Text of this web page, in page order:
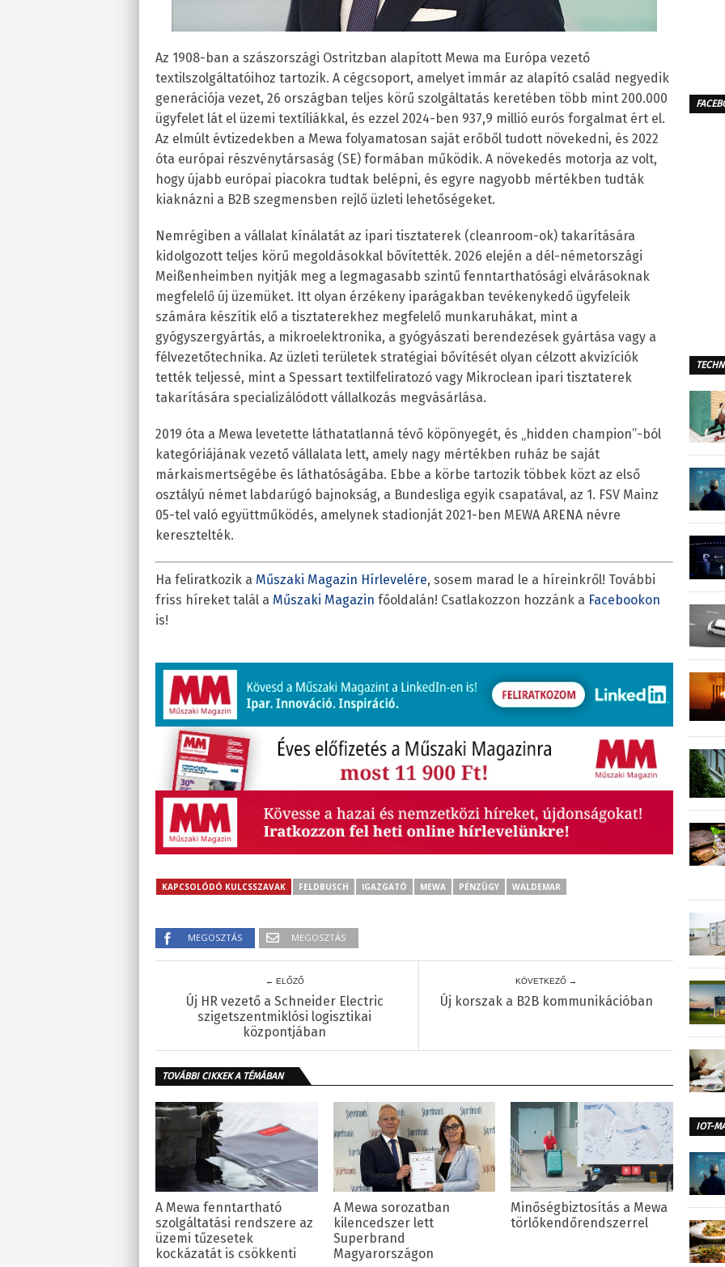
Az 1908-ban a szászországi Ostritzban alapított Mewa ma Európa vezető
textilszolgáltatóihoz tartozik. A cégcsoport, amelyet immár az alapító család negyedik
generációja vezet, 26 országban teljes körű szolgáltatás keretében több mint 200.000
ügyfelet lát el üzemi textíliákkal, és ezzel 2024-ben 937,9 millió eurós forgalmat ért el.
Az elmúlt évtizedekben a Mewa folyamatosan saját erőből tudott növekedni, és 2022
óta európai részvénytársaság (SE) formában működik. A növekedés motorja az volt,
hogy újabb európai piacokra tudtak belépni, és egyre nagyobb mértékben tudták
kiaknázni a B2B szegmensben rejlő üzleti lehetőségeket.
Nemrégiben a vállalat kínálatát az ipari tisztaterek (cleanroom-ok) takarítására
kidolgozott teljes körű megoldásokkal bővítették. 2026 elején a dél-németországi
Meißenheimben nyitják meg a legmagasabb szintű fenntarthatósági elvárásoknak
megfelelő új üzemüket. Itt olyan érzékeny iparágakban tevékenykedő ügyfeleik
számára készítik elő a tisztaterekhez megfelelő munkaruhákat, mint a
gyógyszergyártás, a mikroelektronika, a gyógyászati berendezések gyártása vagy a
félvezetőtechnika. Az üzleti területek stratégiai bővítését olyan célzott akvizíciók
tették teljessé, mint a Spessart textilfeliratozó vagy Mikroclean ipari tisztaterek
takarítására specializálódott vállalkozás megvásárlása.
2019 óta a Mewa levetette láthatatlanná tévő köpönyegét, és „hidden champion”-ból
kategóriájának vezető vállalata lett, amely nagy mértékben ruház be saját
márkaismertségébe és láthatóságába. Ebbe a körbe tartozik többek közt az első
osztályú német labdarúgó bajnokság, a Bundesliga egyik csapatával, az 1. FSV Mainz
05-tel való együttműködés, amelynek stadionját 2021-ben MEWA ARENA névre
keresztelték.
Ha feliratkozik a Műszaki Magazin Hírlevelére, sosem marad le a híreinkről! További
friss híreket talál a Műszaki Magazin főoldalán! Csatlakozzon hozzánk a Facebookon
is!
KAPCSOLÓDÓ KULCSSZAVAK FELDBUSCH IGAZGATÓ MEWA PÉNZÜGY WALDEMAR
MEGOSZTÁS MEGOSZTÁS
← ELŐZŐ
Új HR vezető a Schneider Electric
szigetszentmiklósi logisztikai
központjában
KÖVETKEZŐ →
Új korszak a B2B kommunikációban
TOVÁBBI CIKKEK A TÉMÁBAN
A Mewa fenntartható
szolgáltatási rendszere az
üzemi tűzesetek
kockázatát is csökkenti
A Mewa sorozatban
kilencedszer lett
Superbrand
Magyarországon
Minőségbiztosítás a Mewa
törlőkendőrendszerrel
IOT-